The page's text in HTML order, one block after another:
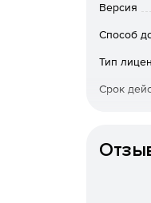
Новые
Версия
Способ
Тип
Срок